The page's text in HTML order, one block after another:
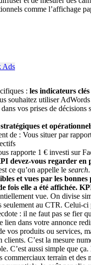
comme l’affichage
: les indicateurs
souhaitez utiliser
vos prises de
et
de : Vous situer par
rapporte 1 € investi sur
devez-vous regarder en
ce qu’on appelle le search
et vues par les bonnes
fois elle a été affichée.
vue. On divise
au CTR. Celui-
: il ne faut pas se fier
dans votre annonce
vos produits ou services,
C’est la mesure
C’est aussi simple que ça.
terrain et